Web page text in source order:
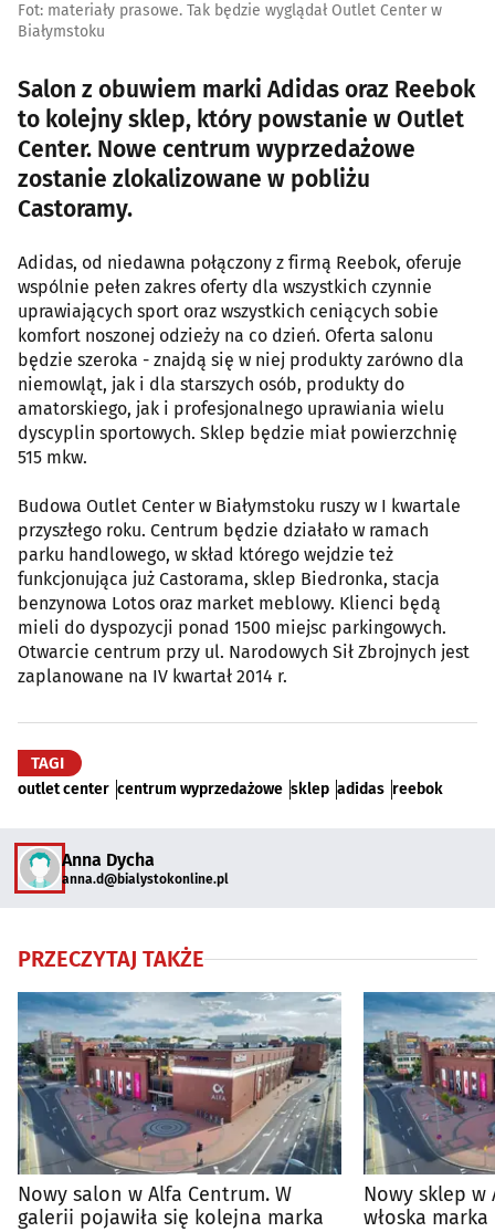
Fot: materiały prasowe. Tak będzie wyglądał Outlet Center w
Białymstoku
Salon z obuwiem marki Adidas oraz Reebok
to kolejny sklep, który powstanie w Outlet
Center. Nowe centrum wyprzedażowe
zostanie zlokalizowane w pobliżu
Castoramy.
Adidas, od niedawna połączony z firmą Reebok, oferuje
wspólnie pełen zakres oferty dla wszystkich czynnie
uprawiających sport oraz wszystkich ceniących sobie
komfort noszonej odzieży na co dzień. Oferta salonu
będzie szeroka - znajdą się w niej produkty zarówno dla
niemowląt, jak i dla starszych osób, produkty do
amatorskiego, jak i profesjonalnego uprawiania wielu
dyscyplin sportowych. Sklep będzie miał powierzchnię
515 mkw.
Budowa Outlet Center w Białymstoku ruszy w I kwartale
przyszłego roku. Centrum będzie działało w ramach
parku handlowego, w skład którego wejdzie też
funkcjonująca już Castorama, sklep Biedronka, stacja
benzynowa Lotos oraz market meblowy. Klienci będą
mieli do dyspozycji ponad 1500 miejsc parkingowych.
Otwarcie centrum przy ul. Narodowych Sił Zbrojnych jest
zaplanowane na IV kwartał 2014 r.
TAGI
outlet center centrum wyprzedażowe sklep adidas reebok
Anna Dycha
anna.d@bialystokonline.pl
PRZECZYTAJ TAKŻE
Nowy salon w Alfa Centrum. W
galerii pojawiła się kolejna marka
Nowy sklep w
włoska